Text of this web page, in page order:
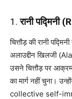
1.रानी पद्मिनी
चित्तौड़ की रानी
अलाउद्दीन खिलजी
उसने चित्तौड़ पर
का मार्ग नहीं चुना।
collective self-